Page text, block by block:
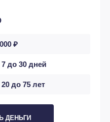
₽
7 до 30 дней
20 до 75 лет
ДЕНЬГИ